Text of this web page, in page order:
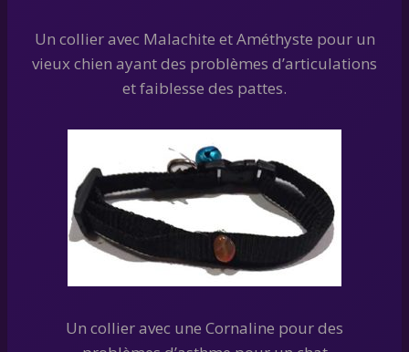
Un collier avec Malachite et Améthyste pour un
vieux chien ayant des problèmes d’articulations
et faiblesse des pattes.
Un collier avec une Cornaline pour des